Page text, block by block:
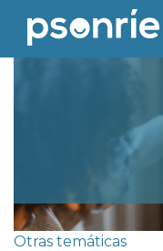
Otras temáticas